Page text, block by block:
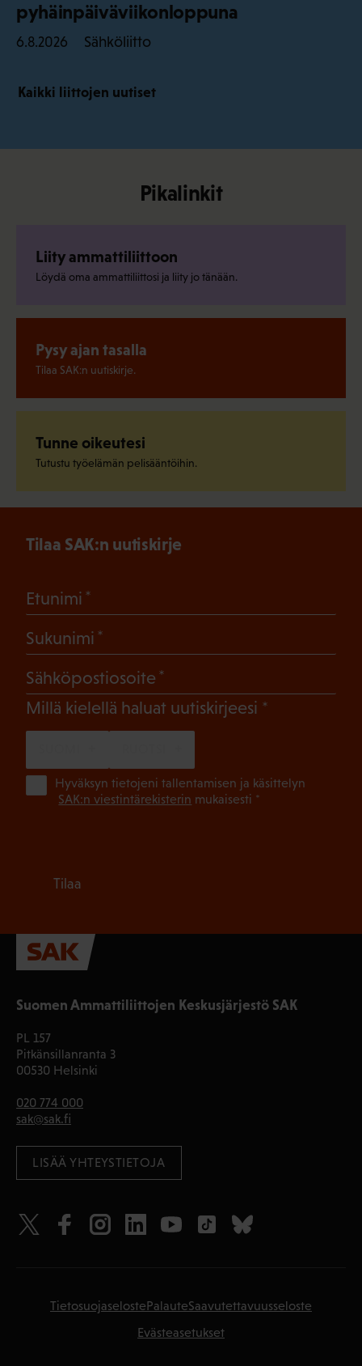
pyhäinpäiväviikonloppuna
6.8.2026 Sähköliitto
Kaikki liittojen uutiset
Pikalinkit
Liity ammattiliittoon
Löydä oma ammattiliittosi ja liity jo tänään.
Pysy ajan tasalla
Tilaa SAK:n uutiskirje.
Tunne oikeutesi
Tutustu työelämän pelisääntöihin.
Suomen Ammattiliittojen Keskusjärjestö SAK
PL 157
Pitkänsillanranta 3
00530 Helsinki
020 774 000
sak@sak.fi
LISÄÄ YHTEYSTIETOJA
Tilaa SAK:n uutiskirje
Etunimi
Sukunimi
Sähköpostiosoite
Millä kielellä haluat uutiskirjeesi (Pakollinen)
Hyväksyn tietojeni tallentamisen ja käsittelyn
SAK:n viestintärekisterin mukaisesti *
Tilaa
Tietosuojaseloste PalauteSaavutettavuusseloste
Evästeasetukset